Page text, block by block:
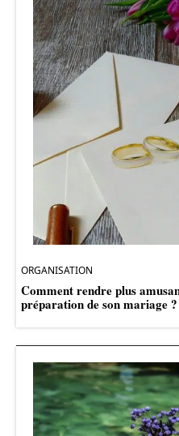
ORGANISATION
Comment rendre plus
préparation de son mariage ?